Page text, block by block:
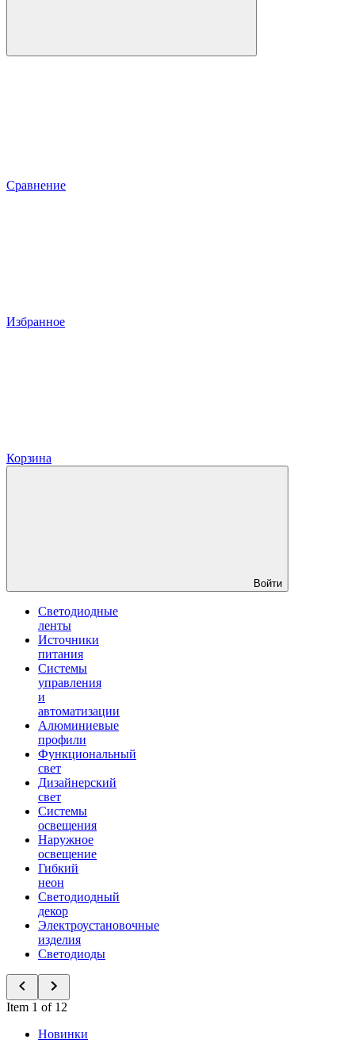
Сравнение
Избранное
Корзина
Войти
Светодиодные
ленты
Источники
питания
Системы
управления
и
автоматизации
Алюминиевые
профили
Функциональный
свет
Дизайнерский
свет
Системы
освещения
Наружное
освещение
Гибкий
неон
Светодиодный
декор
Электроустановочные
изделия
Светодиоды
Item 1 of 12
Новинки